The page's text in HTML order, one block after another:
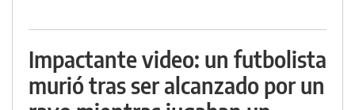
Impactante video: un futbolista
murió tras ser alcanzado por un